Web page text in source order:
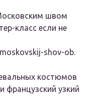
швом
класс если не
shov-ob.
костюмов
французский узкий